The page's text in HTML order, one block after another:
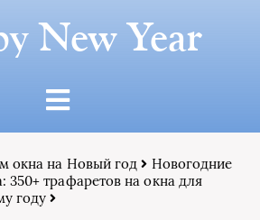
New Year
окна на Новый год
Новогодние
350+ трафаретов на окна для
году